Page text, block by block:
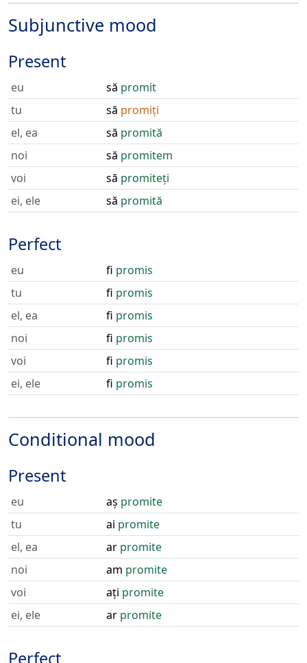
Subjunctive mood
Present
eu să promit
tu
să promiți
el, ea
să promită
noi
să promitem
voi
să promiteți
ei, ele
să promită
Perfect
eu fi promis
tu
fi promis
el, ea
fi promis
noi
fi promis
voi
fi promis
ei, ele
fi promis
Conditional mood
Present
eu aș promite
tu
ai promite
el, ea
ar promite
noi
am promite
voi
ați promite
ei, ele
ar promite
Perfect